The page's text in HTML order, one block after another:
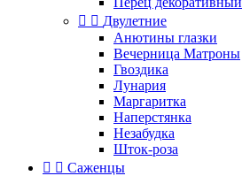
  Двулетние
Анютины глазки
Вечерница Матроны
Гвоздика
Лунария
Маргаритка
Наперстянка
Незабудка
Шток-роза
  Саженцы